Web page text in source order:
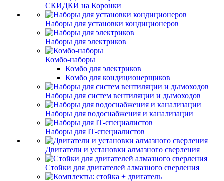
СКИДКИ на Коронки
Наборы для установки кондиционеров
Наборы для электриков
Комбо-наборы
Комбо для электриков
Комбо для кондиционерщиков
Наборы для систем вентиляции и дымоходов
Наборы для водоснабжения и канализации
Наборы для IT-специалистов
Двигатели и установки алмазного сверления
Стойки для двигателей алмазного сверления